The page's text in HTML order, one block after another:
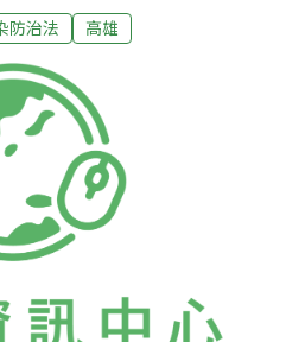
廢污水獲取1億餘元不法利
以環保局裁罰金額計算有誤等
重為適法處分。判決理由認
餘元是根據自2007年至2013
果，但其中僅有6次因Ｋ7廠放
，其他64次查核結果，該廠
為，環保局裁罰並無依據；
日月光不法利得的計算基礎
得計算是採用事業廢棄物清
防治法 高雄